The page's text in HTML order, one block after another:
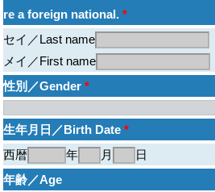
re a foreign national. *
セイ／Last name
メイ／First name
性別／Gender *
生年月日／Birth Date *
西暦
年 月
日
年齢／Age